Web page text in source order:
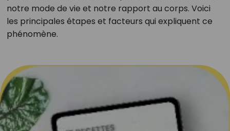
notre mode de vie et notre rapport au corps. Voici
les principales étapes et facteurs qui expliquent ce
phénomène.